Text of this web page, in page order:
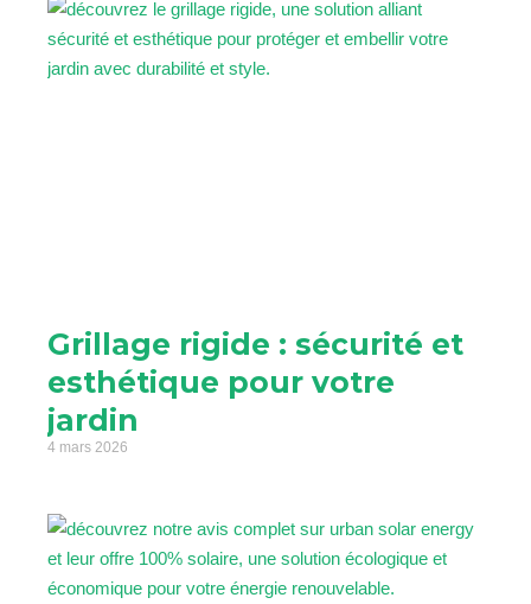
Grillage rigide : sécurité et
esthétique pour votre
jardin
4 mars 2026